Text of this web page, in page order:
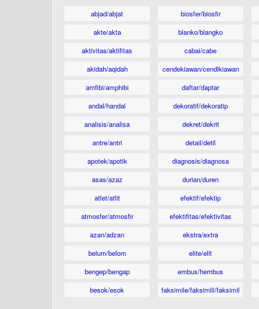
abjad/abjat
akte/akta
aktivitas/aktifitas
akidah/aqidah
amfibi/amphibi
andal/handal
analisis/analisa
antre/antri
apotek/apotik
asas/azaz
atlet/atlit
atmosfer/atmosfir
azan/adzan
belum/belom
bengep/bengap
besok/esok
biosfer/biosfir
blanko/blangko
cabai/cabe
cendekiawan/cendikiawan
daftar/daptar
dekoratif/dekoratip
dekret/dekrit
detail/detil
diagnosis/diagnosa
durian/duren
efektif/efektip
efektifitas/efektivitas
ekstra/extra
elite/elit
embus/hembus
faksimile/faksimili/faksimil